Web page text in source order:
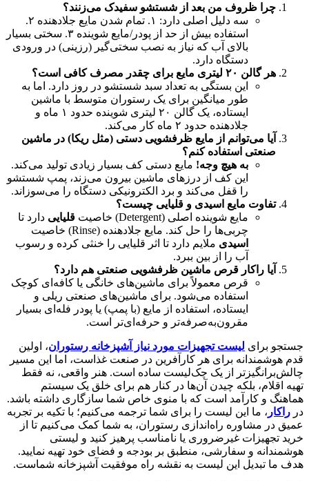
چرا ظروف من بعد از شستشو سفیدک می‌زنند؟
سه دلیل اصلی دارد: ۱. تمام شدن مایع جلادهنده ۲.
استفاده بیش از حد از پودر/مایع شوینده ۳. سختی بسیار
بالای آب که نیاز به نصب سختی‌گیر (رزینی) در ورودی
دستگاه دارد.
هر گالن ۲۰ لیتری مایع برای چقدر مصرف کافی است؟
این بستگی به تعداد سبد شستشو در روز دارد. اما به
طور میانگین برای یک رستوران متوسط با ماشین
ایستاده، یک گالن ۲۰ لیتری شوینده حدود ۱ ماه و
جلادهنده حدود ۲ ماه کار می‌کند.
آیا می‌توانم از مایع ظرفشویی دستی (مثل ریکا) در ماشین
صنعتی استفاده کنم؟
به هیچ وجه! مایع دستی کف بسیار زیادی تولید می‌کند.
این کف از درزهای ماشین بیرون می‌زند، پمپ شستشو
را قفل می‌کند و برد الکترونیکی دستگاه را می‌سوزاند.
تفاوت مایع اسیدی و قلیایی چیست؟
مایع شوینده اصلی (Detergent) خاصیت
قلیایی دارد تا
چربی‌ها را حل کند. مایع جلادهنده (Rinse) خاصیت
اسیدی ملایم دارد تا اثر قلیایی را خنثی کرده و رسوب
آب را از بین ببرد.
آیا راکار قرص ماشین ظرفشویی صنعتی هم دارد؟
قرص معمولاً برای ماشین‌های خانگی یا کافه‌ای کوچک
استفاده می‌شود. برای ماشین‌های صنعتی ریلی و
ایستاده، استفاده از مایع (با پمپ) یا پودر فله‌ای بسیار
مقرون‌به‌صرفه‌تر و حرفه‌ای‌تر است.
جستجو برای لیست تجهیزات مورد نیاز آشپزخانه رستوران، اولین
قدم هوشمندانه برای هر کارآفرین در صنعت غذاست، اما این مسیر
چالش‌برانگیزتر از یک چک‌لیست ساده است. هنر واقعی، نه فقط
تهیه اقلام، بلکه چیدن آن‌ها در کنار هم برای خلق یک سیستم
هماهنگ و کارآمد است که با منوی خاص شما سازگاری داشته باشد.
در راکار ، ما این لیست را برای شما ترجمه می‌کنیم؛ با تکیه بر تجربه
عمیق در مشاوره راه‌اندازی رستوران، به شما کمک می‌کنیم تا از
خرید تجهیزات غیرضروری یا نامناسب پرهیز کنید و لیستی
هوشمندانه و سفارشی، منطبق بر بودجه و فضای خود تهیه نمایید.
هدف ما تبدیل این لیست به نقشه راه موفقیت آشپزخانه شماست.